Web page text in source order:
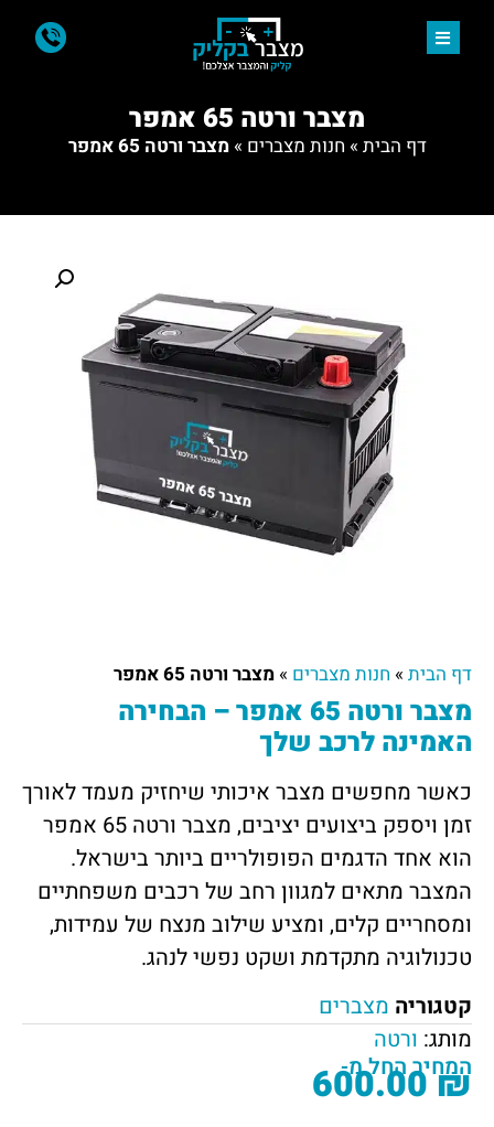
מצבר ורטה 65 אמפר
דף הבית » חנות מצברים »מצבר ורטה 65 אמפר
דף הבית » חנות מצברים » מצבר ורטה 65 אמפר
מצבר ורטה 65 אמפר – הבחירה
האמינה לרכב שלך
כאשר מחפשים מצבר איכותי שיחזיק מעמד לאורך
זמן ויספק ביצועים יציבים, מצבר ורטה 65 אמפר
הוא אחד הדגמים הפופולריים ביותר בישראל.
המצבר מתאים למגוון רחב של רכבים משפחתיים
ומסחריים קלים, ומציע שילוב מנצח של עמידות,
טכנולוגיה מתקדמת ושקט נפשי לנהג.
קטגוריה מצברים
מותג: ורטה
המחיר החל מ-
600.00₪